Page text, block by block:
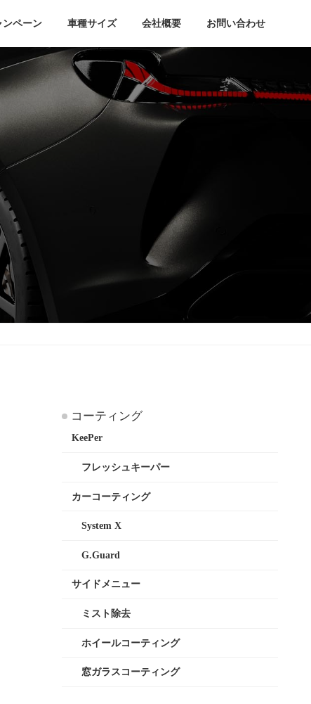
ンペーン 車種サイズ 会社概要 お問い合わせ
コーティング
KeePer
フレッシュキーパー
カーコーティング
System X
G.Guard
サイドメニュー
ミスト除去
ホイールコーティング
窓ガラスコーティング